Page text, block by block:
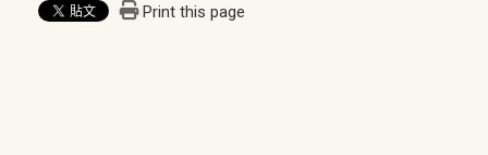
Print this page